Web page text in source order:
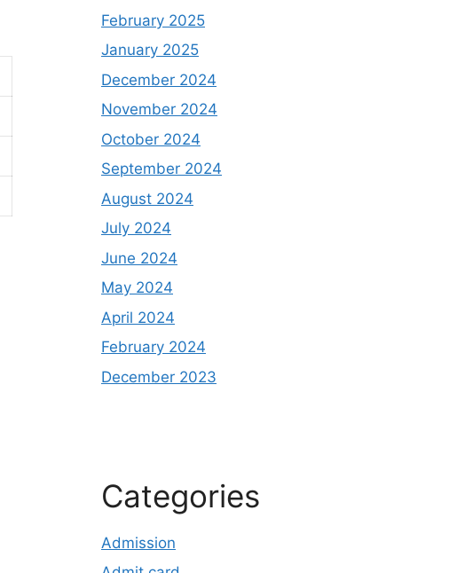
February 2025
January 2025
December 2024
November 2024
October 2024
September 2024
August 2024
July 2024
June 2024
May 2024
April 2024
February 2024
December 2023
Categories
Admission